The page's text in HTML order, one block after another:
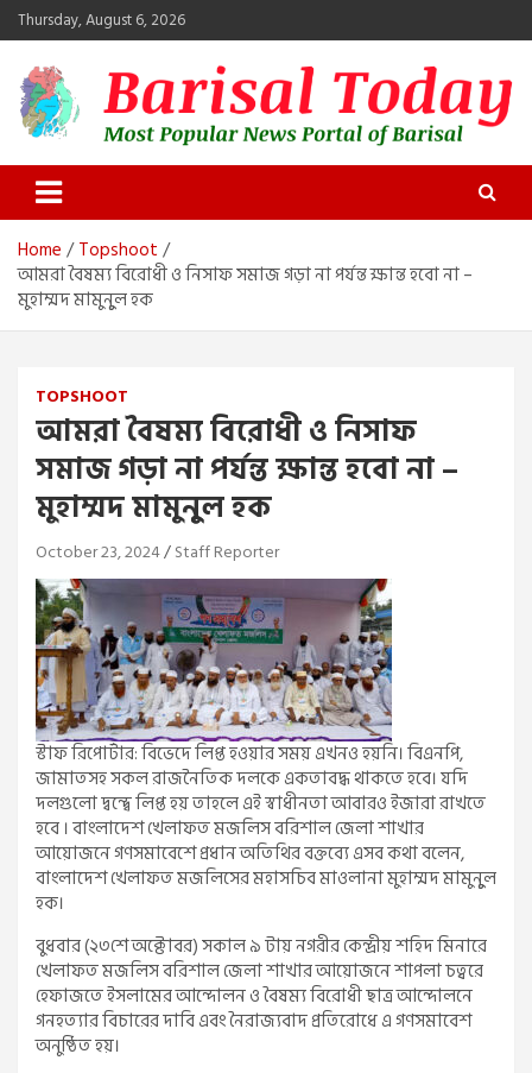
Skip
to
content
Thursday, August 6, 2026
Barisal Today
The Most Popular News Portal in Barisal
Home
Topshoot
আমরা বৈষম্য বিরোধী ও নিসাফ সমাজ গড়া না পর্যন্ত ক্ষান্ত হবো না –
মুহাম্মদ মামুনুুল হক
TOPSHOOT
আমরা বৈষম্য বিরোধী ও নিসাফ
সমাজ গড়া না পর্যন্ত ক্ষান্ত হবো না –
মুহাম্মদ মামুনুুল হক
October 23, 2024 Staff Reporter
স্টাফ রিপোর্টার: বিভেদে লিপ্ত হওয়ার সময় এখনও হয়নি। বিএনপি,
জামাতসহ সকল রাজনৈতিক দলকে একতাবদ্ধ থাকতে হবে। যদি
দলগুলো দ্বন্দ্বে লিপ্ত হয় তাহলে এই স্বাধীনতা আবারও ইজারা রাখতে
হবে । বাংলাদেশ খেলাফত মজলিস বরিশাল জেলা শাখার
আয়োজনে গণসমাবেশে প্রধান অতিথির বক্তব্যে এসব কথা বলেন,
বাংলাদেশ খেলাফত মজলিসের মহাসচিব মাওলানা মুহাম্মদ মামুনুুল
হক।
বুধবার (২৩শে অক্টোবর) সকাল ৯ টায় নগরীর কেন্দ্রীয় শহিদ মিনারে
খেলাফত মজলিস বরিশাল জেলা শাখার আয়োজনে শাপলা চত্বরে
হেফাজতে ইসলামের আন্দোলন ও বৈষম্য বিরোধী ছাত্র আন্দোলনে
গনহত্যার বিচারের দাবি এবং নৈরাজ্যবাদ প্রতিরোধে এ গণসমাবেশ
অনুষ্ঠিত হয়।